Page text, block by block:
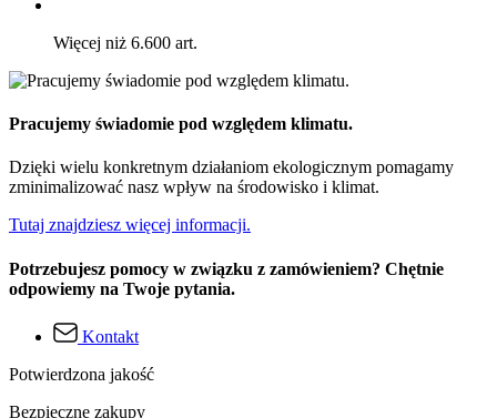
Więcej niż 6.600 art.
Pracujemy świadomie pod względem klimatu.
Dzięki wielu konkretnym działaniom ekologicznym pomagamy
zminimalizować nasz wpływ na środowisko i klimat.
Tutaj znajdziesz więcej informacji.
Potrzebujesz pomocy w związku z zamówieniem? Chętnie
odpowiemy na Twoje pytania.
Kontakt
Potwierdzona jakość
Bezpieczne zakupy